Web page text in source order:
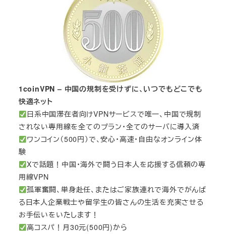
1coinVPN – 中国の規制を受けずに、いつでもどこでも
快適ネット
日系中国滞在者向けVPNサービスで唯一、中国で規制
されない専用線を全てのプラン・全てのサーバに導入済
ワンコイン（500円）で、安心・高速・自由なオンライン体
験
Xで話題！中国・海外で闘う日本人を応援する信頼の専
用線VPN
孤軍奮闘、単身赴任、またはご家族連れで海外でがんば
る日本人企業戦士や留学生の皆さんの生活を充実させる
お手伝いをいたします！
高コスパ！月30元(500円)から